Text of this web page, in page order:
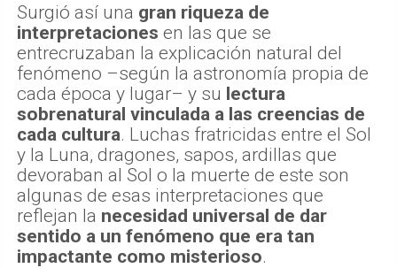
Surgió así una gran riqueza de
interpretaciones en las que se
entrecruzaban la explicación natural del
fenómeno –según la astronomía propia de
cada época y lugar– y su lectura
sobrenatural vinculada a las creencias de
cada cultura. Luchas fratricidas entre el Sol
y la Luna, dragones, sapos, ardillas que
devoraban al Sol o la muerte de este son
algunas de esas interpretaciones que
reflejan la necesidad universal de dar
sentido a un fenómeno que era tan
impactante como misterioso.